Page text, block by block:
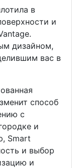
в
и
дизайном,
вас в
способ
с
и
Smart
и выбор
и